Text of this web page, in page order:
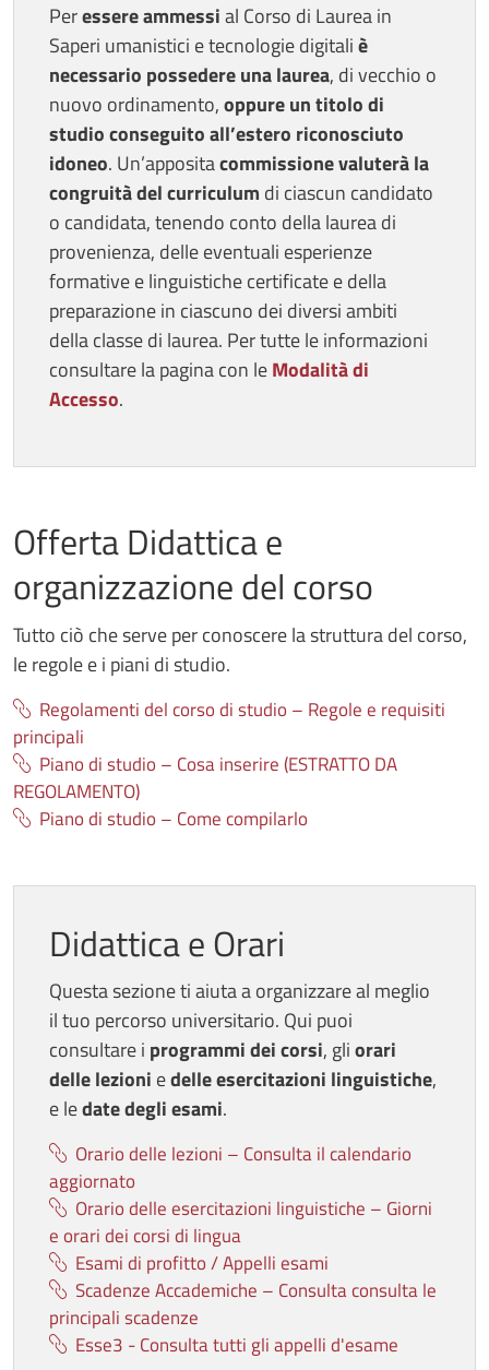
Peressere ammessial Corso di Laurea in
Saperi umanistici e tecnologie digitaliè
necessario possedere una laurea, di vecchio o
nuovo ordinamento,oppure un titolo di
studio conseguito all’estero riconosciuto
idoneo. Un’appositacommissionevaluterà la
congruità del curriculum di ciascun candidato
o candidata, tenendo conto della laurea di
provenienza, delle eventuali esperienze
formative e linguistiche certificate e della
preparazione in ciascuno dei diversi ambiti
della classe di laurea. Per tutte le informazioni
consultare la pagina con leModalità di
Accesso.
Offerta Didattica e
organizzazione del corso
Tutto ciò che serve per conoscere la struttura del corso,
le regole e i piani di studio.
Regolamenti del corso di studio – Regole e requisiti
principali
Piano di studio – Cosa inserire (ESTRATTO DA
REGOLAMENTO)
Piano di studio – Come compilarlo
Didattica e Orari
Questa sezione ti aiuta a organizzare al meglio
il tuo percorso universitario. Qui puoi
consultare i programmi dei corsi, gliorari
delle lezioni edelleesercitazioni linguistiche,
e ledate degli esami.
Orario delle lezioni – Consulta il calendario
aggiornato
Orario delle esercitazioni linguistiche – Giorni
e orari dei corsi di lingua
Esami di profitto / Appelli esami
Scadenze Accademiche – Consulta consulta le
principali scadenze
Esse3 - Consulta tutti gli appelli d'esame